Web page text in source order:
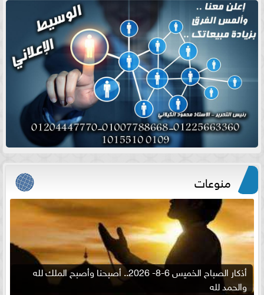
منوعات
أذكار الصباح الخميس 6-8- 2026.. أصبحنا وأصبح الملك لله
والحمد لله